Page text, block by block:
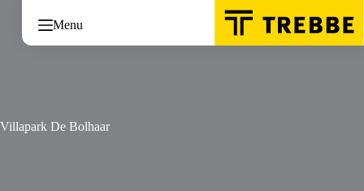
inhoud
Menu
Villapark De Bolhaar